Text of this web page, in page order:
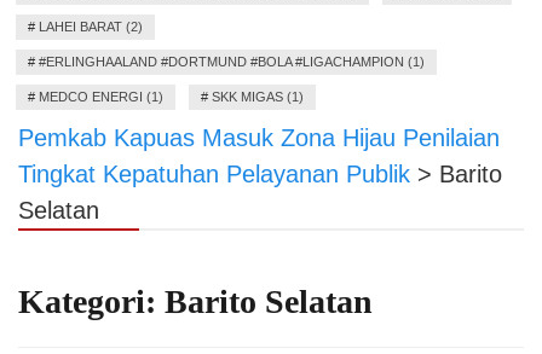
# LAHEI BARAT (2)
# #ERLINGHAALAND #DORTMUND #BOLA #LIGACHAMPION (1)
# MEDCO ENERGI (1) # SKK MIGAS (1)
Pemkab Kapuas Masuk Zona Hijau Penilaian
Tingkat Kepatuhan Pelayanan Publik > Barito
Selatan
Kategori: Barito Selatan